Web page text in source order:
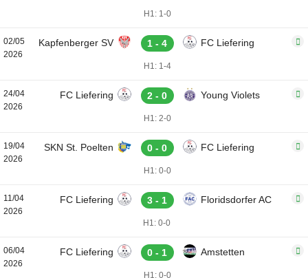
H1: 1-0
02/05
2026
Kapfenberger SV 1 - 4 FC Liefering
H1: 1-4
24/04
2026
FC Liefering 2 - 0 Young Violets
H1: 2-0
19/04
2026
SKN St. Poelten 0 - 0 FC Liefering
H1: 0-0
11/04
2026
FC Liefering 3 - 1 Floridsdorfer AC
H1: 0-0
06/04
2026
FC Liefering 0 - 1 Amstetten
H1: 0-0